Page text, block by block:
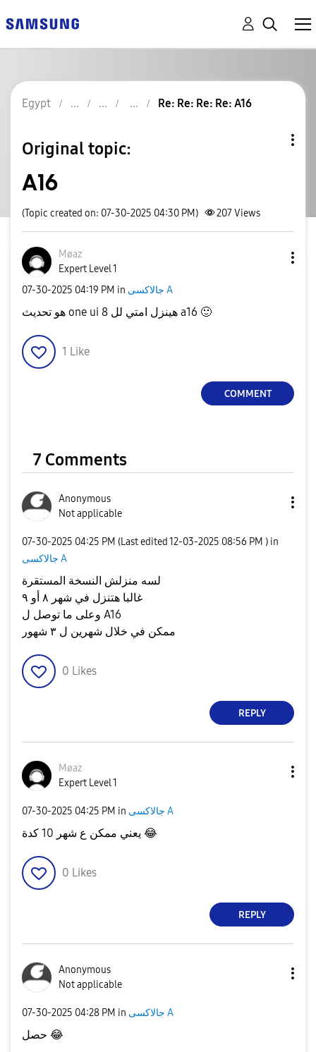
Egypt Re: Re: Re: Re: A16
Original topic:
A16
(Topic created on: 07-30-2025 04:30 PM) 207Views
Møaz
Expert Level 1
‎07-30-2025 04:19 PM in جالاكسى A
هو تحديث one ui 8 هينزل امتي لل a16 🙂
1 Like
COMMENT
7 Comments
Anonymous
Not applicable
‎07-30-2025 04:25 PM (Last edited ‎12-03-2025 08:56 PM ) in
جالاكسى A
لسه منزلش النسخة المستقرة
غالبا هتنزل في شهر ٨ أو ٩
وعلى ما توصل ل A16
ممكن في خلال شهرين ل ٣ شهور
0 Likes
REPLY
Møaz
Expert Level 1
‎07-30-2025 04:25 PM in جالاكسى A
😂
0 Likes
REPLY
Anonymous
Not applicable
‎07-30-2025 04:28 PM in جالاكسى A
😂